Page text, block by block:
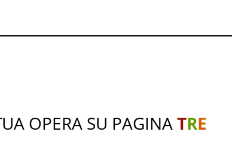
OPERA SU PAGINATRE